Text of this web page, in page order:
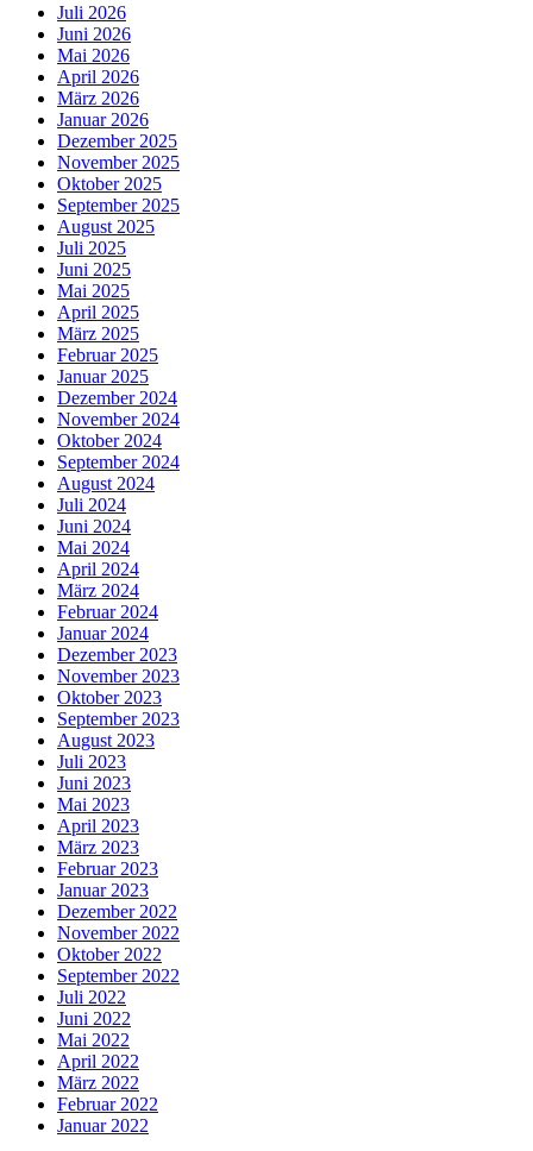
Juli 2026
Juni 2026
Mai 2026
April 2026
März 2026
Januar 2026
Dezember 2025
November 2025
Oktober 2025
September 2025
August 2025
Juli 2025
Juni 2025
Mai 2025
April 2025
März 2025
Februar 2025
Januar 2025
Dezember 2024
November 2024
Oktober 2024
September 2024
August 2024
Juli 2024
Juni 2024
Mai 2024
April 2024
März 2024
Februar 2024
Januar 2024
Dezember 2023
November 2023
Oktober 2023
September 2023
August 2023
Juli 2023
Juni 2023
Mai 2023
April 2023
März 2023
Februar 2023
Januar 2023
Dezember 2022
November 2022
Oktober 2022
September 2022
Juli 2022
Juni 2022
Mai 2022
April 2022
März 2022
Februar 2022
Januar 2022